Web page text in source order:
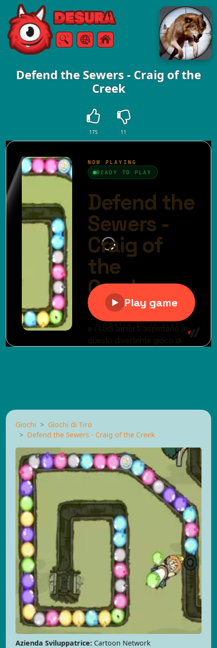
Free Online Games
RicercaMenù
Defend the Sewers - Craig of the
Creek
175 11
Giochi
Giochi di Tiro
Defend the Sewers - Craig of the Creek
Azienda Sviluppatrice: Cartoon Network